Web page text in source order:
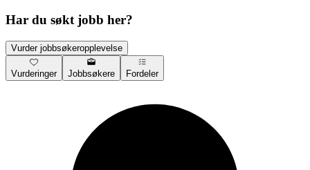
Har du søkt jobb her?
Vurder jobbsøkeropplevelse
Vurderinger Jobbsøkere Fordeler